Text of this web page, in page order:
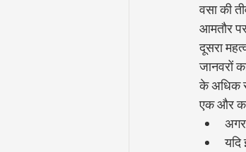
वसा की
आमतौर
दूसरा
जानवरों
के अधिक
एक और
यदि